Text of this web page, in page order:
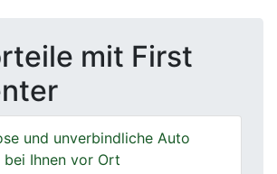
mit First
und unverbindliche Auto
Ihnen vor Ort